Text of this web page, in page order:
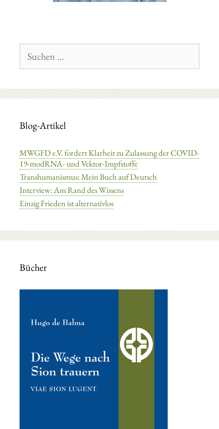
nach:
Blog-Artikel
MWGFD e.V. fordert Klarheit zu Zulassung der COVID-
19-modRNA- und Vektor-Impfstoffe
Transhumanismus: Mein Buch auf Deutsch
Interview: Am Rand des Wissens
Einzig Frieden ist alternativlos
Bücher